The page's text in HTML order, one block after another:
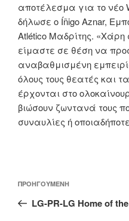
αποτέλεσμα για το νέο
δήλωσε ο Íñigo Aznar,
Atlético Μαδρίτης. «Χάρη
είμαστε σε θέση να
αναβαθμισμένη
όλους τους θεατές και
έρχονται στο
βιώσουν ζωντανά τους
συναυλίες ή
άρθρων
Προηγούμενο
άρθρο
ΠΡΟΗΓΟΎΜΕΝΗ
LG-PR-LG Home of